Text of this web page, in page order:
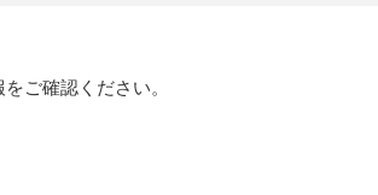
ご確認ください。